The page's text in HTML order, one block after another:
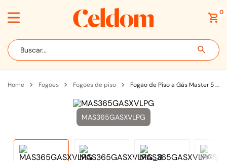
0
Buscar...
fogões fogões de piso Fogão de Piso a Gás Master 5 bocas 110V 91cm Inox/Gold - MAS365GASXVLPG
MAS365GASXVLPG